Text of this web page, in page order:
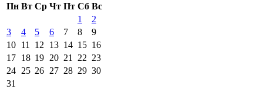
Пн Вт Ср Чт Пт Сб Вс
1
2
3
4 5 6 7 8
9
10 11 12 13 14 15 16
17 18 19 20 21 22 23
24 25 26 27 28 29 30
31